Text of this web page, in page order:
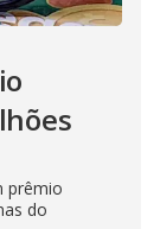
prêmio
do